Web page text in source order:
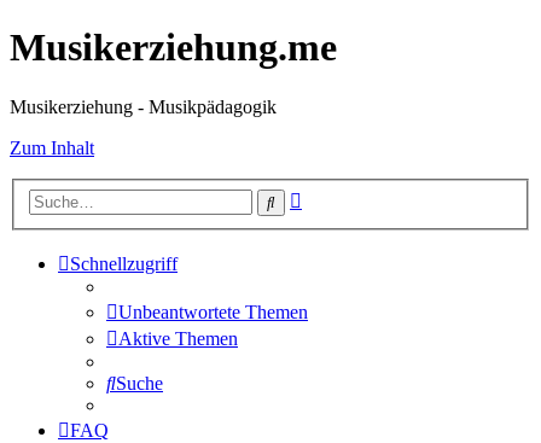
Musikerziehung.me
Musikerziehung - Musikpädagogik
Zum Inhalt
Suche
Schnellzugriff
Unbeantwortete Themen
Aktive Themen
Suche
FAQ